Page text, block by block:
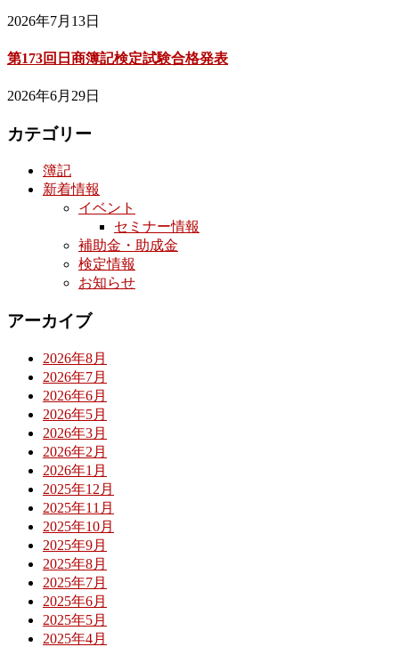
2026年7月13日
第173回日商簿記検定試験合格発表
2026年6月29日
カテゴリー
簿記
新着情報
イベント
セミナー情報
補助金・助成金
検定情報
お知らせ
アーカイブ
2026年8月
2026年7月
2026年6月
2026年5月
2026年3月
2026年2月
2026年1月
2025年12月
2025年11月
2025年10月
2025年9月
2025年8月
2025年7月
2025年6月
2025年5月
2025年4月